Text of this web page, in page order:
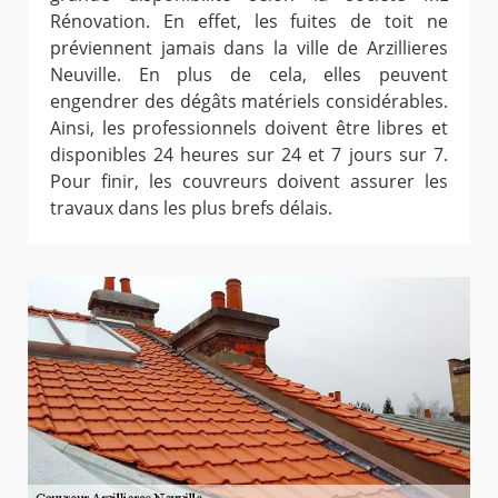
Rénovation. En effet, les fuites de toit ne
préviennent jamais dans la ville de Arzillieres
Neuville. En plus de cela, elles peuvent
engendrer des dégâts matériels considérables.
Ainsi, les professionnels doivent être libres et
disponibles 24 heures sur 24 et 7 jours sur 7.
Pour finir, les couvreurs doivent assurer les
travaux dans les plus brefs délais.